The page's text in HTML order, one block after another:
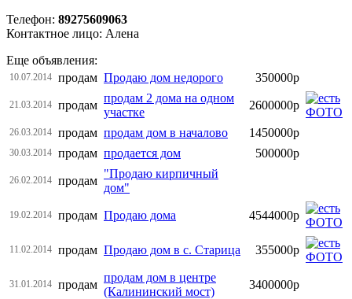
Телефон: 89275609063
Контактное лицо: Алена
Еще объявления:
10.07.2014 продам Продаю дом недорого 350000р
21.03.2014 продам
продам 2 дома на одном
участке
2600000р
26.03.2014 продам продам дом в началово 1450000р
30.03.2014 продам продается дом 500000р
26.02.2014 продам
"Продаю кирпичный
дом"
19.02.2014 продам Продаю дома 4544000р
11.02.2014 продам Продаю дом в с. Старица 355000р
31.01.2014 продам
продам дом в центре
(Калининский мост)
3400000р